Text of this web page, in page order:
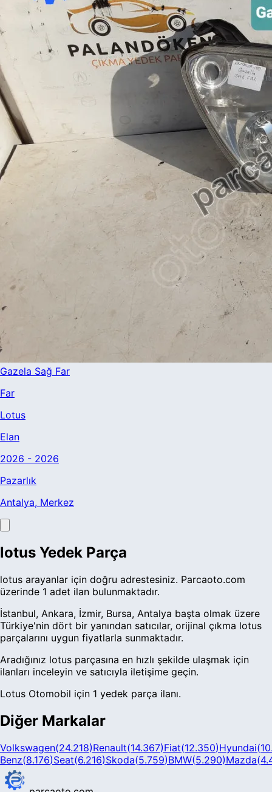
Gazela Sağ Far
Far
Lotus
Elan
2026 - 2026
Pazarlık
Antalya, Merkez
lotus Yedek Parça
lotus arayanlar için doğru adrestesiniz. Parcaoto.com
üzerinde 1 adet ilan bulunmaktadır.
İstanbul, Ankara, İzmir, Bursa, Antalya başta olmak üzere
Türkiye'nin dört bir yanından satıcılar, orijinal çıkma lotus
parçalarını uygun fiyatlarla sunmaktadır.
Aradığınız lotus parçasına en hızlı şekilde ulaşmak için
ilanları inceleyin ve satıcıyla iletişime geçin.
Lotus Otomobil için 1 yedek parça ilanı.
Diğer Markalar
Volkswagen(24.218)Renault(14.367)Fiat(12.350)Hyundai(
Benz(8.176)Seat(6.216)Skoda(5.759)BMW(5.290)Mazda(